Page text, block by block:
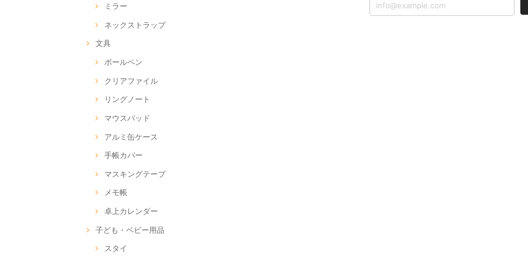
ミラー
ネックストラップ
文具
ボールペン
クリアファイル
リングノート
マウスパッド
アルミ缶ケース
手帳カバー
マスキングテープ
メモ帳
卓上カレンダー
子ども・ベビー用品
スタイ